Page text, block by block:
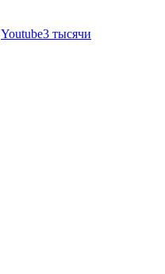
Youtube3 тысячи